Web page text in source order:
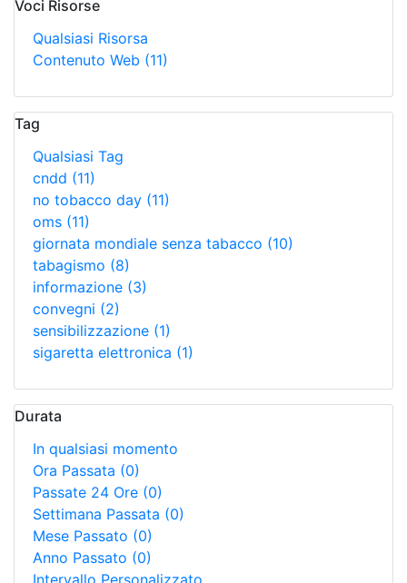
Voci Risorse
Qualsiasi Risorsa
Contenuto Web (11)
Tag
Qualsiasi Tag
cndd (11)
no tobacco day (11)
oms (11)
giornata mondiale senza tabacco (10)
tabagismo (8)
informazione (3)
convegni (2)
sensibilizzazione (1)
sigaretta elettronica (1)
Durata
In qualsiasi momento
Ora Passata (0)
Passate 24 Ore (0)
Settimana Passata (0)
Mese Passato (0)
Anno Passato (0)
Intervallo Personalizzato…